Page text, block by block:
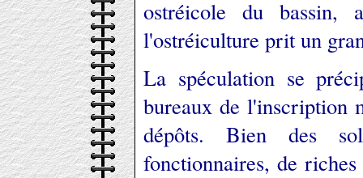
ostréicole du bassin,
l'ostréiculture prit un
La spéculation se
bureaux de l'inscription
dépôts. Bien des
fonctionnaires, de